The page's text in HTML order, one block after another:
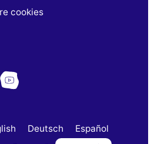
cookies
Deutsch
Español